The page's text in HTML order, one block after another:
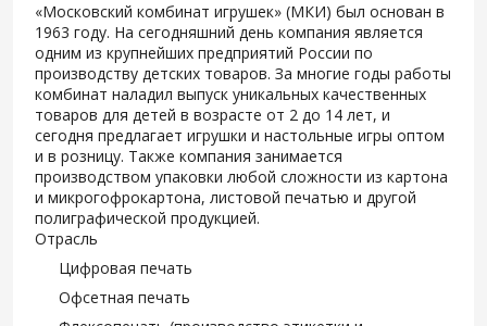
«Московский комбинат игрушек» (МКИ) был основан в
1963 году. На сегодняшний день компания является
одним из крупнейших предприятий России по
производству детских товаров. За многие годы работы
комбинат наладил выпуск уникальных качественных
товаров для детей в возрасте от 2 до 14 лет, и
сегодня предлагает игрушки и настольные игры оптом
и в розницу. Также компания занимается
производством упаковки любой сложности из картона
и микрогофрокартона, листовой печатью и другой
полиграфической продукцией.
Отрасль
Цифровая печать
Офсетная печать